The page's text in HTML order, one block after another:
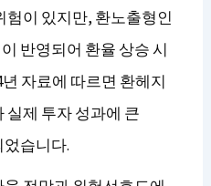
험이 있지만, 환노출형인
이 반영되어 환율 상승 시
자료에 따르면 환헤지
실제 투자 성과에 큰
습니다.